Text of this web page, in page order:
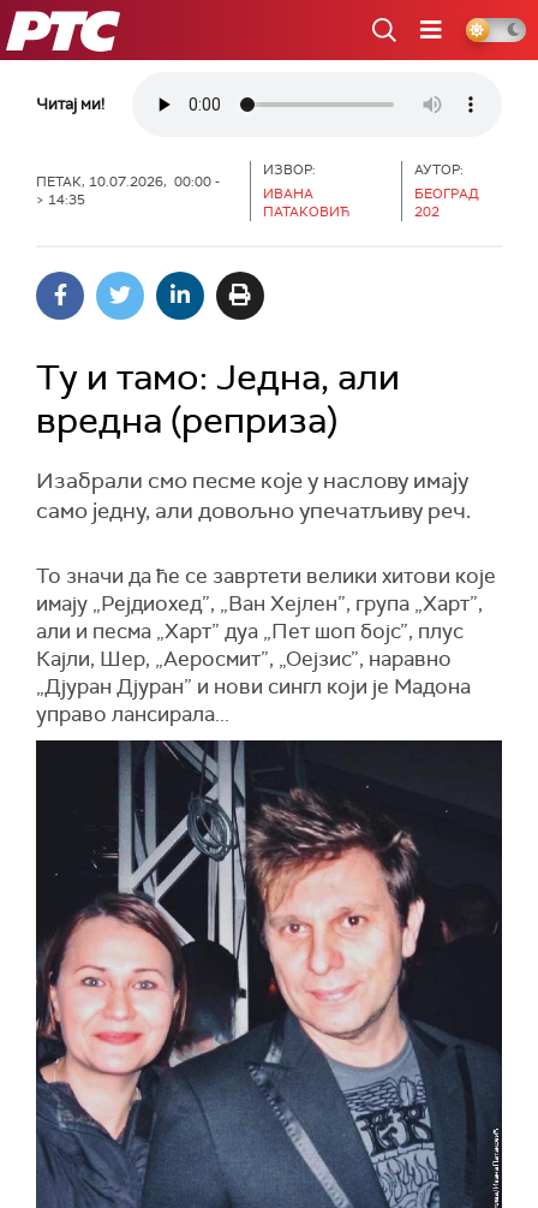
РТС
Читај ми!
ПЕТАК, 10.07.2026, 00:00 -
> 14:35
ИЗВОР:
ИВАНА
ПАТАКОВИЋ
АУТОР:
БЕОГРАД
202
Ту и тамо: Једна, али
вредна (реприза)
Изабрали смо песме које у наслову имају
само једну, али довољно упечатљиву реч.
То значи да ће се завртети велики хитови које
имају „Рејдиохед”, „Ван Хејлен”, група „Харт”,
али и песма „Харт” дуа „Пет шоп бојс”, плус
Кајли, Шер, „Аеросмит”, „Оејзис”, наравно
„Дјуран Дјуран” и нови сингл који је Мадона
управо лансирала...